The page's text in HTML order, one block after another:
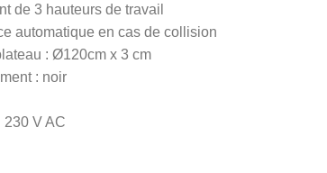
de 3 hauteurs de travail
automatique en cas de collision
: Ø120cm x 3 cm
: noir
230 V AC